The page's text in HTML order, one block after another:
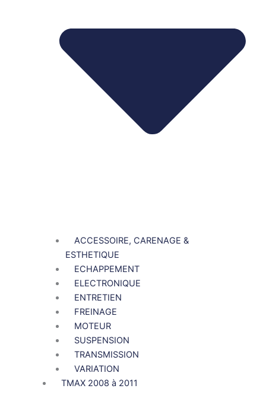
ACCESSOIRE, CARENAGE &
ESTHETIQUE
ECHAPPEMENT
ELECTRONIQUE
ENTRETIEN
FREINAGE
MOTEUR
SUSPENSION
TRANSMISSION
VARIATION
TMAX 2008 à 2011